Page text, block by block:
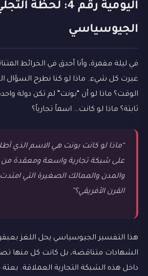
اليومية رقم 4: لحظة
الجيوسياسي
في ليلة مقمرة، وأنا أحدق في الخرائط
غيرت كل شيء. ماذا لو كنا نطرح السؤال
الوقت؟ ماذا لو أن “بونت” لم تكن دولة
ثابتة؟ ماذا لو كانت… اسماً تجارياً؟
“ماذا لو كانت بونت هي الاسم الذي
على شبكة تجارية واسعة ومعقدة من
والمدن والممالك الصغيرة التي
القرن الأفريقي؟”
هذا التفسير الجيوسياسي يحل اللغز
الشهادات متناقضة، بل كانت كل منها
داخل هذه الشبكة التجارية العملاقة.